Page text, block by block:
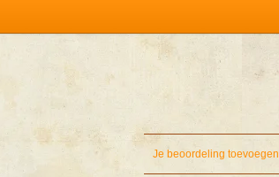
Je beoordeling toevoegen